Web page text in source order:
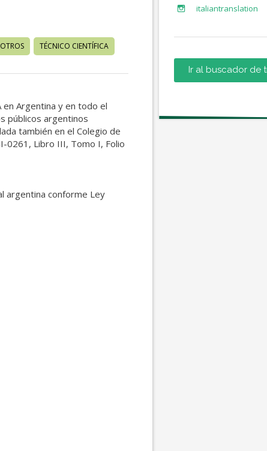
OTROS TÉCNICO CIENTÍFICA
en Argentina y en todo el
públicos argentinos
también en el Colegio de
0261, Libro III, Tomo I, Folio
argentina conforme Ley
italiantranslation
Ir al buscador de